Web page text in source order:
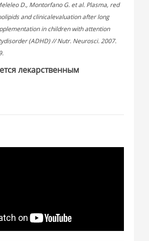
D., Montorfano G. et al. Plasma, red
and clinicalevaluation after long
in children with attention
(ADHD) // Nutr. Neurosci. 2007.
лекарственным